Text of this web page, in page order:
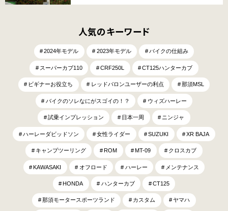
人気のキーワード
2024年モデル 2023年モデル バイクの仕組み
スーパーカブ110 CRF250L CT125ハンターカブ
ビギナーお役立ち レッドバロンユーザーの利点 那須MSL
バイクのソレなにがスゴイの！？ ウィズハーレー
試乗インプレッション 日本一周 ニンジャ
ハーレーダビッドソン 女性ライダー SUZUKI XR BAJA
キャンプツーリング ROM MT-09 クロスカブ
KAWASAKI オフロード ハーレー メンテナンス
HONDA ハンターカブ CT125
那須モータースポーツランド カスタム ヤマハ